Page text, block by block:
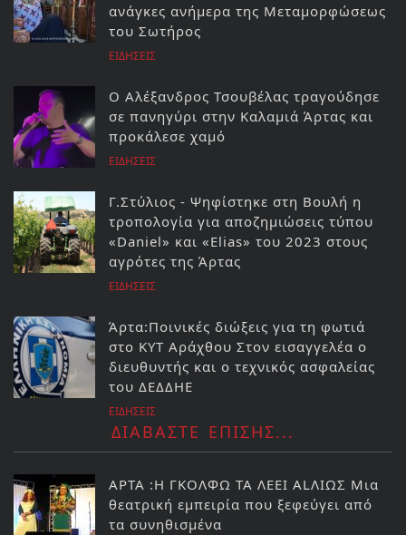
ανάγκες ανήμερα της Μεταμορφώσεως
του Σωτήρος
ΕΙΔΗΣΕΙΣ
Ο Αλέξανδρος Τσουβέλας τραγούδησε
σε πανηγύρι στην Καλαμιά Άρτας και
προκάλεσε χαμό
ΕΙΔΗΣΕΙΣ
Γ.Στύλιος - Ψηφίστηκε στη Βουλή η
τροπολογία για αποζημιώσεις τύπου
«Daniel» και «Elias» του 2023 στους
αγρότες της Άρτας
ΕΙΔΗΣΕΙΣ
Άρτα:Ποινικές διώξεις για τη φωτιά
στο ΚΥΤ Αράχθου Στον εισαγγελέα ο
διευθυντής και ο τεχνικός ασφαλείας
του ΔΕΔΔΗΕ
ΕΙΔΗΣΕΙΣ
ΔΙΑΒΑΣΤΕ ΕΠΙΣΗΣ...
ΑΡΤΑ :Η ΓΚΟΛΦΩ ΤΑ ΛΕΕΙ ΑLΛΙΩΣ Μια
θεατρική εμπειρία που ξεφεύγει από
τα συνηθισμένα